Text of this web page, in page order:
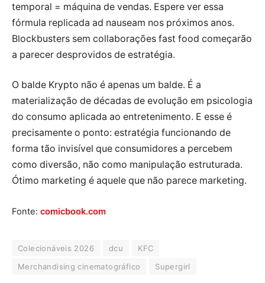
temporal = máquina de vendas. Espere ver essa
fórmula replicada ad nauseam nos próximos anos.
Blockbusters sem collaborações fast food começarão
a parecer desprovidos de estratégia.
O balde Krypto não é apenas um balde. É a
materialização de décadas de evolução em psicologia
do consumo aplicada ao entretenimento. E esse é
precisamente o ponto: estratégia funcionando de
forma tão invisível que consumidores a percebem
como diversão, não como manipulação estruturada.
Ótimo marketing é aquele que não parece marketing.
Fonte: comicbook.com
Colecionáveis 2026 dcu
KFC
Merchandising cinematográfico
Supergirl